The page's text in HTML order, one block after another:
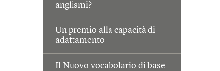
anglismi?
Un premio alla capacità di
adattamento
Il Nuovo vocabolario di base